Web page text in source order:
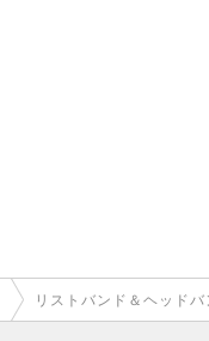
リストバンド＆ヘッドバ